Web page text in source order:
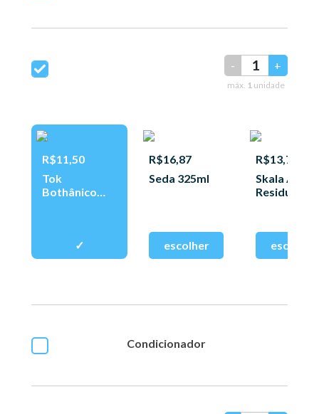
- +
máx. 1 unidade
R$11,50
Tok
Bothânico
R$16,87
Seda 325ml
R$13,75
Skala Anti-
Residuos
Condicionador